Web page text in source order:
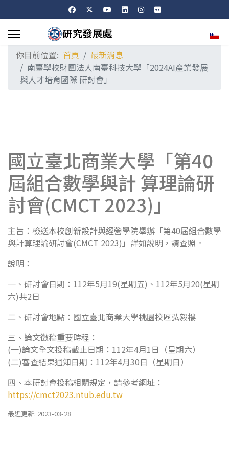
選擇
你目前位置: 首頁
最新消息
南臺學校財團法人南臺科技大學「2024AI產業發展
與人才培育國際 研討會」
國立臺北商業大學「第40
屆組合數學與計 算理論研
討會(CMCT 2023)」
主旨：檢送本校創新設計與經營學院舉辦「第40屆組合數學
與計算理論研討會(CMCT 2023)」詳如說明，請查照。
說明：
一、研討會日期：112年5月19(星期五)、112年5月20(星期
六)共2日
二、研討會地點：國立臺北商業大學桃園校區弘毅樓
三、論文徵稿重要時程：
(一)論文全文投稿截止日期：112年4月1日（星期六）
(二)審查結果通知日期：112年4月30日（星期日）
四、本研討會投稿相關規定，請參考網址：
https://cmct2023.ntub.edu.tw
最近更新: 2023-03-28